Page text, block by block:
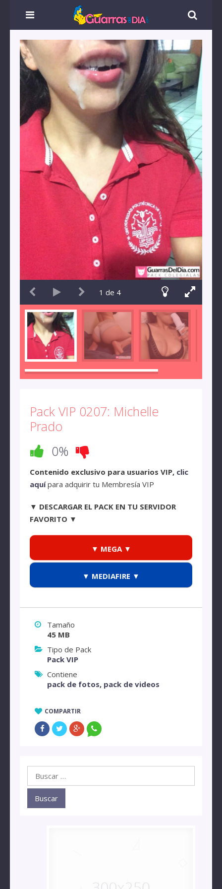
1 de 4
Pack VIP 0207: Michelle
Prado
0%
Contenido exclusivo para usuarios VIP, clic
aquípara adquirir tu Membresía VIP
▼ DESCARGAR EL PACK EN TU SERVIDOR
FAVORITO ▼
▼ MEGA ▼
▼ MEDIAFIRE ▼
Tamaño
45 MB
Tipo de Pack
Pack VIP
Contiene
pack de fotos, pack de videos
COMPARTIR